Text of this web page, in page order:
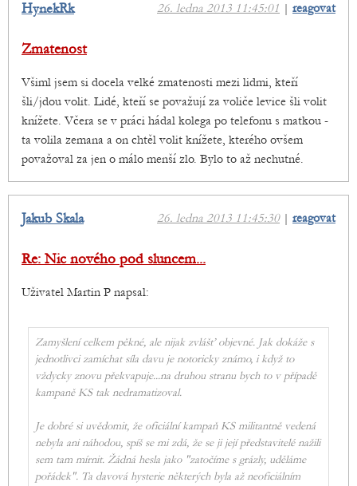
26. ledna 2013 11:45:01 | reagovat
HynekRk
Zmatenost
Všiml jsem si docela velké zmatenosti mezi lidmi, kteří
šli/jdou volit. Lidé, kteří se považují za voliče levice šli volit
knížete. Včera se v práci hádal kolega po telefonu s matkou -
ta volila zemana a on chtěl volit knížete, kterého ovšem
považoval za jen o málo menší zlo. Bylo to až nechutné.
26. ledna 2013 11:45:30| reagovat
Jakub Skala
Re: Nic nového pod sluncem...
Uživatel Martin P napsal:
Zamyšlení celkem pěkné, ale nijak zvlášť objevné. Jak dokáže s
jednotlivci zamíchat síla davu je notoricky známo, i když to
vždycky znovu překvapuje...na druhou stranu bych to v případě
kampaně KS tak nedramatizoval.
Je dobré si uvědomit, že oficiální kampaň KS militantně vedená
nebyla ani náhodou, spíš se mi zdá, že se ji její představitelé nažili
sem tam mírnit. Žádná hesla jako "zatočíme s grázly, uděláme
pořádek". Ta davová hysterie některých byla až neoficiálním